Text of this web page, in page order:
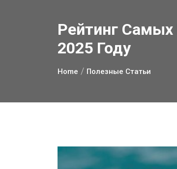
Рейтинг Самых
2025 Году
Home Полезные Статьи